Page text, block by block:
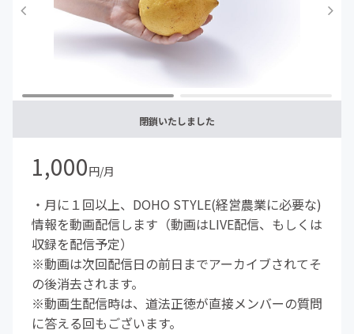
閉鎖いたしました
1,000円/月
・月に１回以上、DOHO STYLE(経営農業に必要な)
情報を動画配信します（動画はLIVE配信、もしくは
収録を配信予定）
※動画は次回配信日の前日までアーカイブされてそ
の後消去されます。
※動画生配信時は、道法正徳が直接メンバーの質問
に答える回もございます。